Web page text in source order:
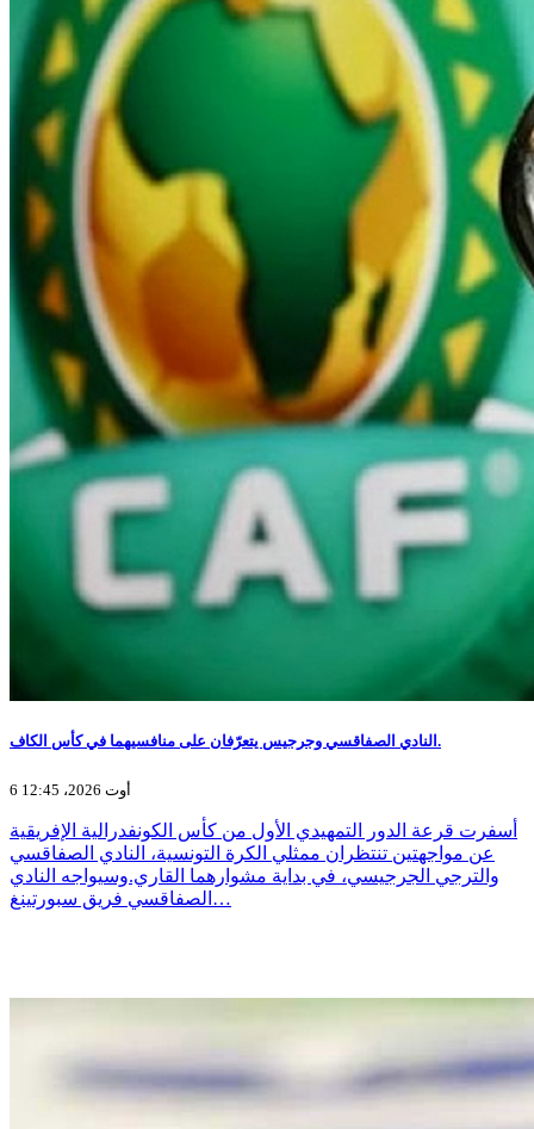
النادي الصفاقسي وجرجيس يتعرّفان على منافسيهما في كأس الكاف.
6 أوت 2026، 12:45
أسفرت قرعة الدور التمهيدي الأول من كأس الكونفدرالية الإفريقية
عن مواجهتين تنتظران ممثلي الكرة التونسية، النادي الصفاقسي
والترجي الجرجيسي، في بداية مشوارهما القاري.وسيواجه النادي
الصفاقسي فريق سبورتينغ…